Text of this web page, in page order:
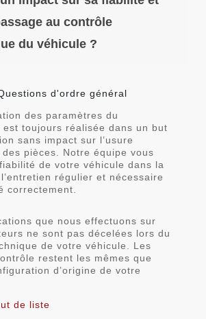
au contrôle
du véhicule ?
d'ordre général
des paramètres du
est toujours réalisée dans un but
sans impact sur l’usure
des pièces. Notre équipe vous
de votre véhicule dans la
régulier et nécessaire
correctement.
que nous effectuons sur
ne sont pas décelées lors du
de votre véhicule. Les
restent les mêmes que
d’origine de votre
de liste